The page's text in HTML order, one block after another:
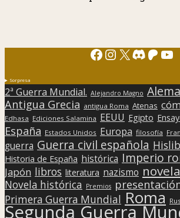
Facebook
Instagram
X Discord
Sorpresa
2ª Guerra Mundial. Alejandro Magno
Antigua Grecia antigua Roma Atenas
Edhasa Ediciones Salamina EEUU Egipto
España Estados Unidos Europa filosofía
guerra Guerra civil española
Historia de España histórica Imperio
Japón libros literatura nazismo novela
Novela histórica Premios
Primera Guerra Mundial Roma
Segunda Guerra